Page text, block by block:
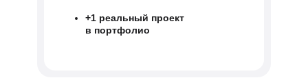
+1 реальный проект
в портфолио